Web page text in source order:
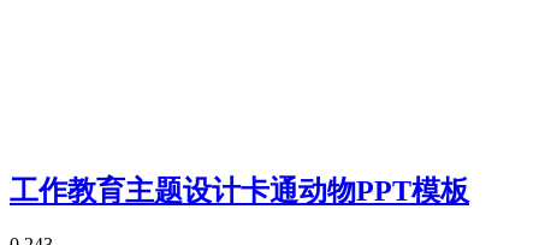
工作教育主题设计卡通动物PPT模板